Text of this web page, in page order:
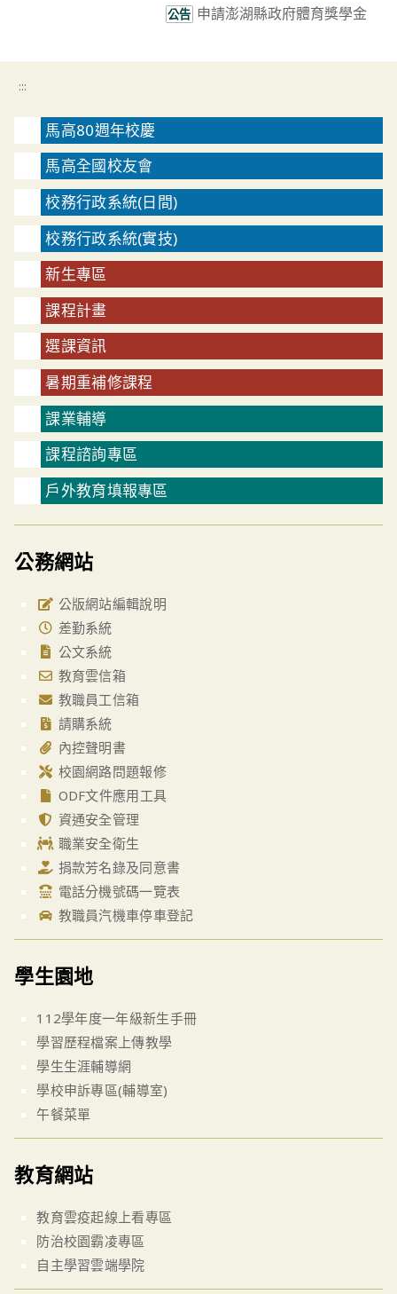
公告 申請澎湖縣政府體育獎學金
:::
馬高80週年校慶
馬高全國校友會
校務行政系統(日間)
校務行政系統(實技)
新生專區
課程計畫
選課資訊
暑期重補修課程
課業輔導
課程諮詢專區
戶外教育填報專區
公務網站
公版網站編輯說明
差勤系統
公文系統
教育雲信箱
教職員工信箱
請購系統
內控聲明書
校園網路問題報修
ODF文件應用工具
資通安全管理
職業安全衛生
捐款芳名錄及同意書
電話分機號碼一覽表
教職員汽機車停車登記
學生園地
112學年度一年級新生手冊
學習歷程檔案上傳教學
學生生涯輔導網
學校申訴專區(輔導室)
午餐菜單
教育網站
教育雲疫起線上看專區
防治校園霸凌專區
自主學習雲端學院